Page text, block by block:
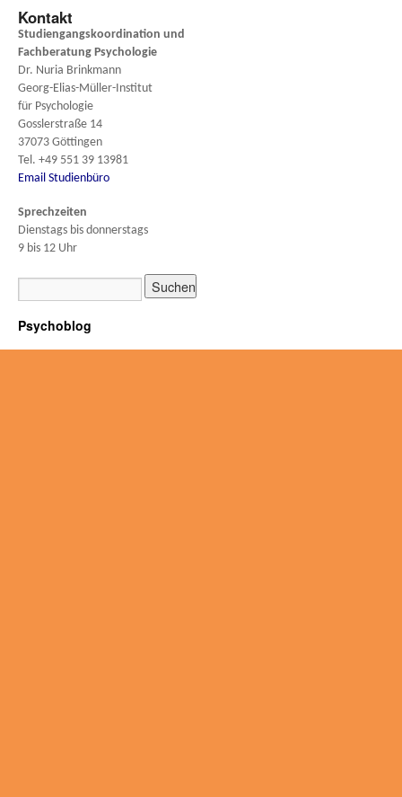
Kontakt
Studiengangskoordination und
Fachberatung Psychologie
Dr. Nuria Brinkmann
Georg-Elias-Müller-Institut
für Psychologie
Gosslerstraße 14
37073 Göttingen
Tel. +49 551 39 13981
Email Studienbüro
Sprechzeiten
Dienstags bis donnerstags
9 bis 12 Uhr
Psychoblog